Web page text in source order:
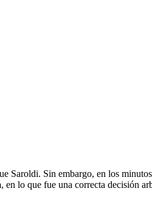
Saroldi. Sin embargo, en los
, en lo que fue una correcta decisión